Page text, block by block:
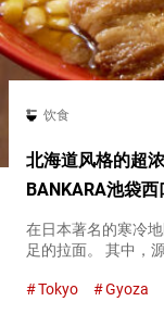
饮食
北海道风格的超
BANKARA池袋西
在日本著名的寒冷
足的拉面。 其中，
Bankara）』享受到
Tokyo Gyoza